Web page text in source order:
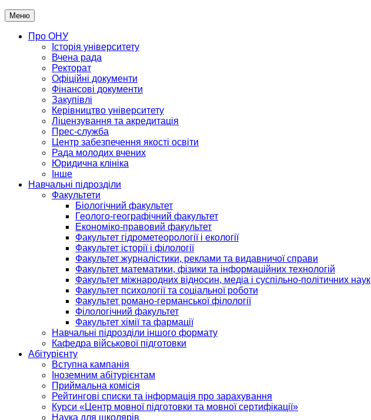
Меню
Про ОНУ
Історія університету
Вчена рада
Ректорат
Офіційні документи
Фінансові документи
Закупівлі
Керівництво університету
Ліцензування та акредитація
Прес-служба
Центр забезпечення якості освіти
Рада молодих вчених
Юридична клініка
Інше
Навчальні підрозділи
Факультети
Біологічний факультет
Геолого-географічний факультет
Економіко-правовий факультет
Факультет гідрометеорології і екології
Факультет історії і філології
Факультет журналістики, реклами та видавничої справи
Факультет математики, фізики та інформаційних технологій
Факультет міжнародних відносин, медіа і суспільно-політичних наук
Факультет психології та соціальної роботи
Факультет романо-германської філології
Філологічний факультет
Факультет хімії та фармації
Навчальні підрозділи іншого формату
Кафедра військової підготовки
Абітурієнту
Вступна кампанія
Іноземним абітурієнтам
Приймальна комісія
Рейтингові списки та інформація про зарахування
Курси «Центр мовної підготовки та мовної сертифікації»
Наука для школярів